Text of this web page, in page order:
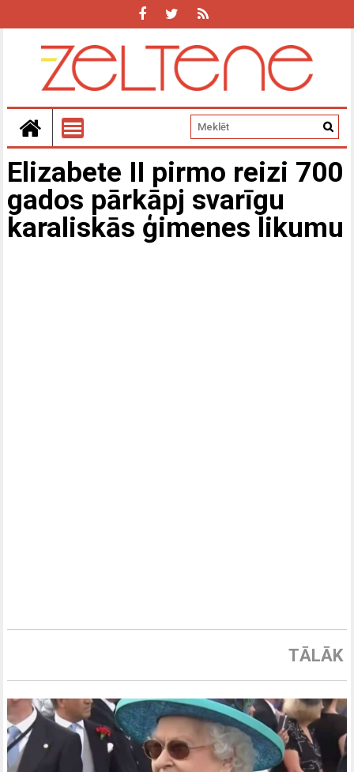
Elizabete II pirmo reizi 700
gados pārkāpj svarīgu
karaliskās ģimenes likumu
TĀLĀK